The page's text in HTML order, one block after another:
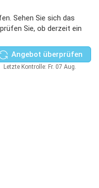
Sehen Sie sich das
Sie, ob derzeit ein
Angebot überprüfen
Letzte Kontrolle: Fr. 07 Aug.